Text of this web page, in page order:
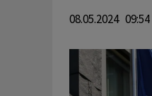
08.05.2024 09:54